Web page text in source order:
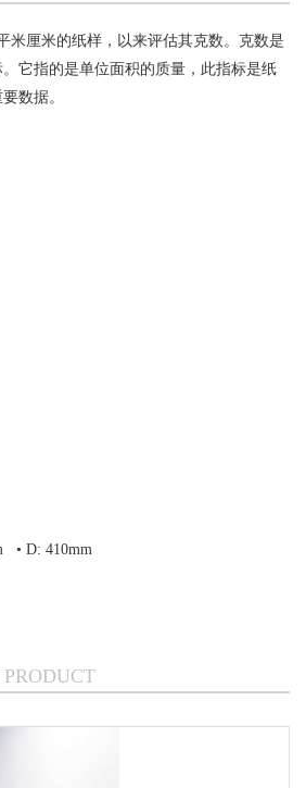
米厘米的纸样，以来评估其克数。克数是
它指的是单位面积的质量，此指标是纸
数据。
• D: 410mm